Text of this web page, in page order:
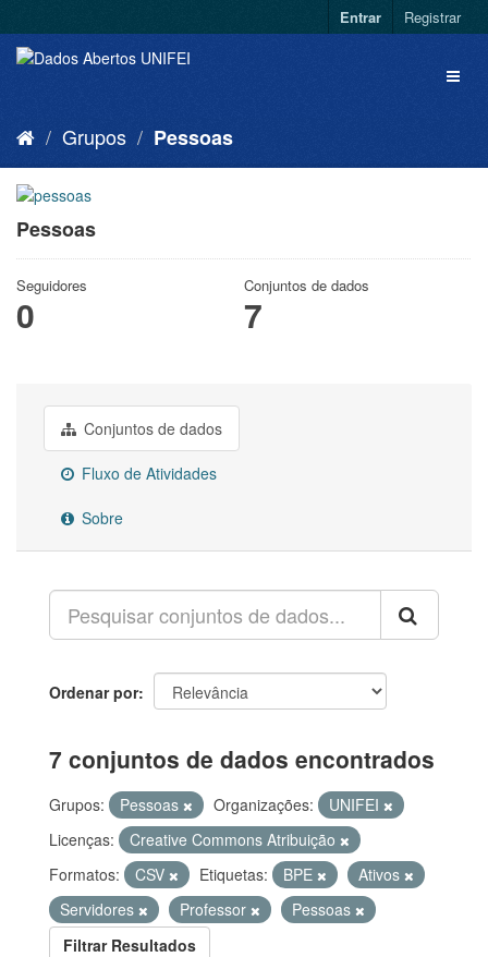
Entrar Registrar
Grupos Pessoas
Pessoas
Seguidores
0
Conjuntos de dados
7
Conjuntos de dados
Fluxo de Atividades
Sobre
Ordenar por
7 conjuntos de dados encontrados
Grupos: Pessoas Organizações:
UNIFEI
Licenças:
Creative Commons Atribuição
Formatos:
CSV Etiquetas: BPE
Ativos
Servidores
Professor
Pessoas
Filtrar Resultados